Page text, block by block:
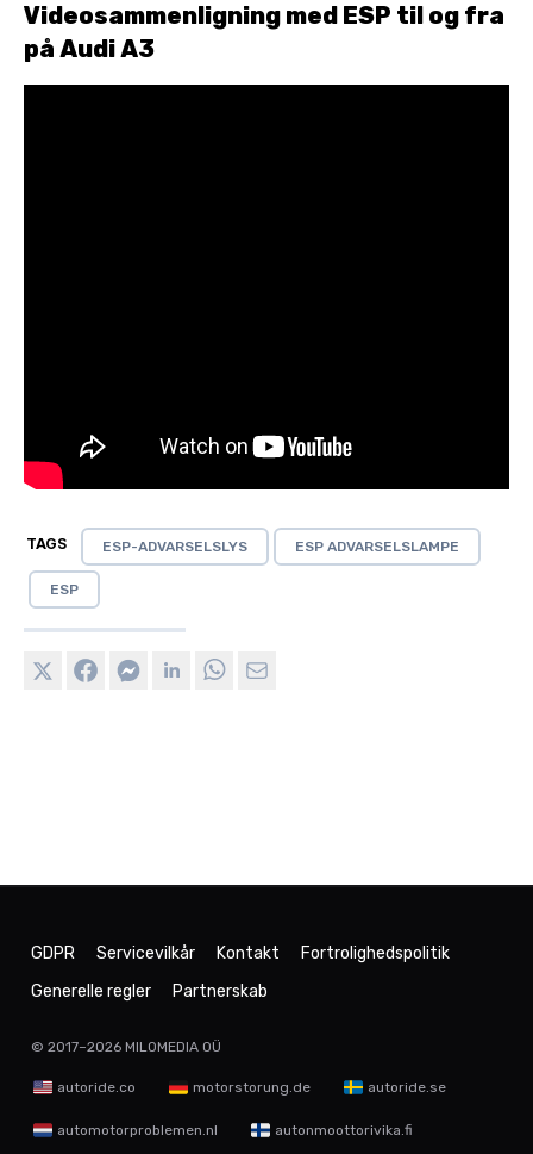
Videosammenligning med ESP til og fra
på Audi A3
TAGS ESP-ADVARSELSLYS ESP ADVARSELSLAMPE
ESP
GDPR Servicevilkår Kontakt
Fortrolighedspolitik
Generelle regler
Partnerskab
© 2017–2026 MILOMEDIA OÜ
autoride.co motorstorung.de autoride.se
automotorproblemen.nl autonmoottorivika.fi